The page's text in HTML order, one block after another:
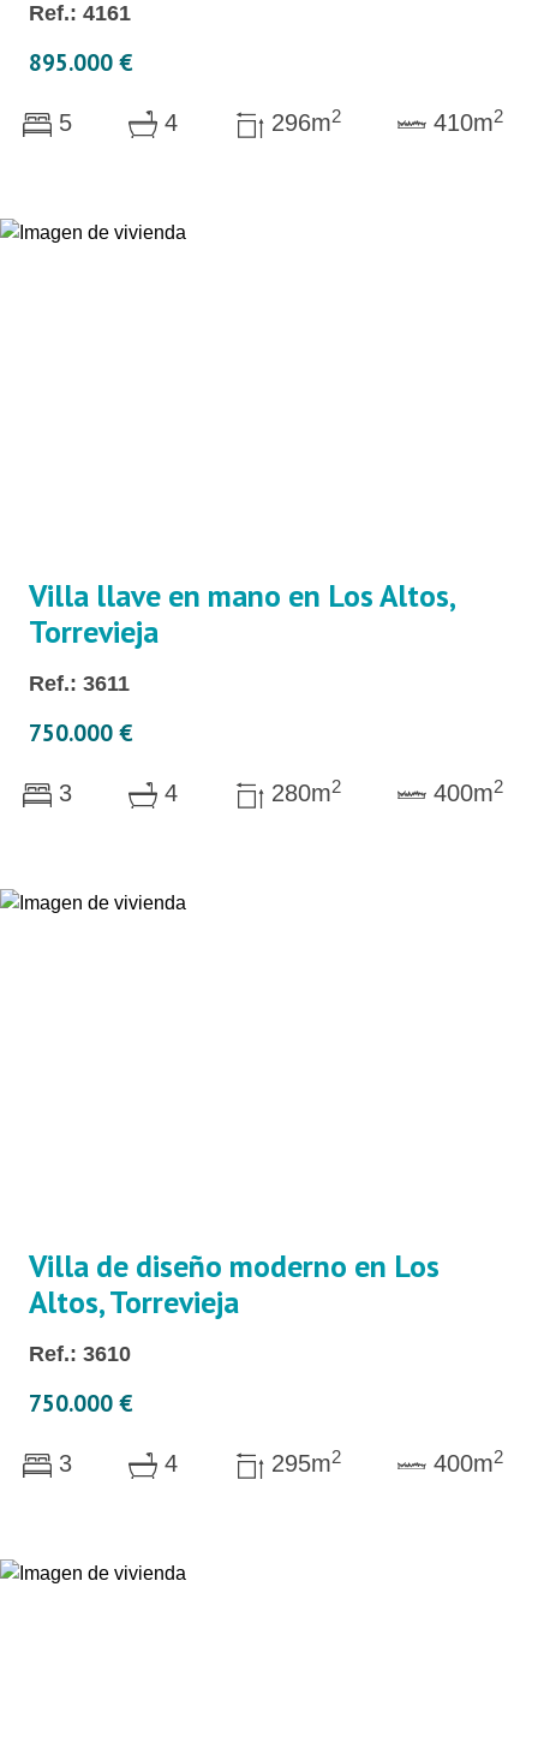
Ref.: 4161
895.000 €
5 4 296m2 410m2
Villa llave en mano en Los Altos,
Torrevieja
Ref.: 3611
750.000 €
3 4 280m2 400m2
Villa de diseño moderno en Los
Altos, Torrevieja
Ref.: 3610
750.000 €
3 4 295m2 400m2